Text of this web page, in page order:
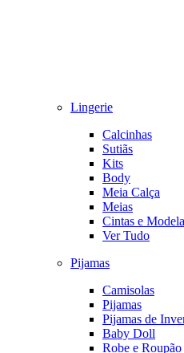
Lingerie
Calcinhas
Sutiãs
Kits
Body
Meia Calça
Meias
Cintas e
Ver Tudo
Pijamas
Camisolas
Pijamas
Pijamas de
Baby Doll
Robe e Roupão